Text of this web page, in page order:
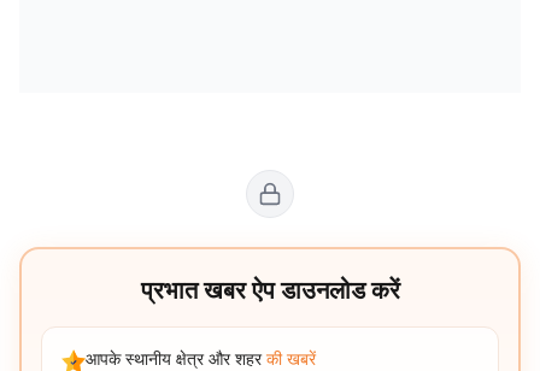
प्रभात खबर ऐप डाउनलोड करें
आपके स्थानीय क्षेत्र और शहर की खबरें